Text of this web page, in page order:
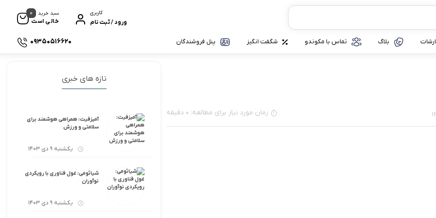
کاربری
ورود / ثبت نام
سبد خرید
خالی است
0
بلاگ تماس با مکوندو شگفت انگیز پنل فروشندگان 09350516620
زمان مورد نیاز برای مطالعه: 0 دقیقه
تازه های خبری
آمیزفیت: همراهی هوشمند برای
سلامتی و ورزش
یکشنبه 9 دی 1403
شیائومی: غول فناوری با رویکردی
نوآوران
یکشنبه 9 دی 1403